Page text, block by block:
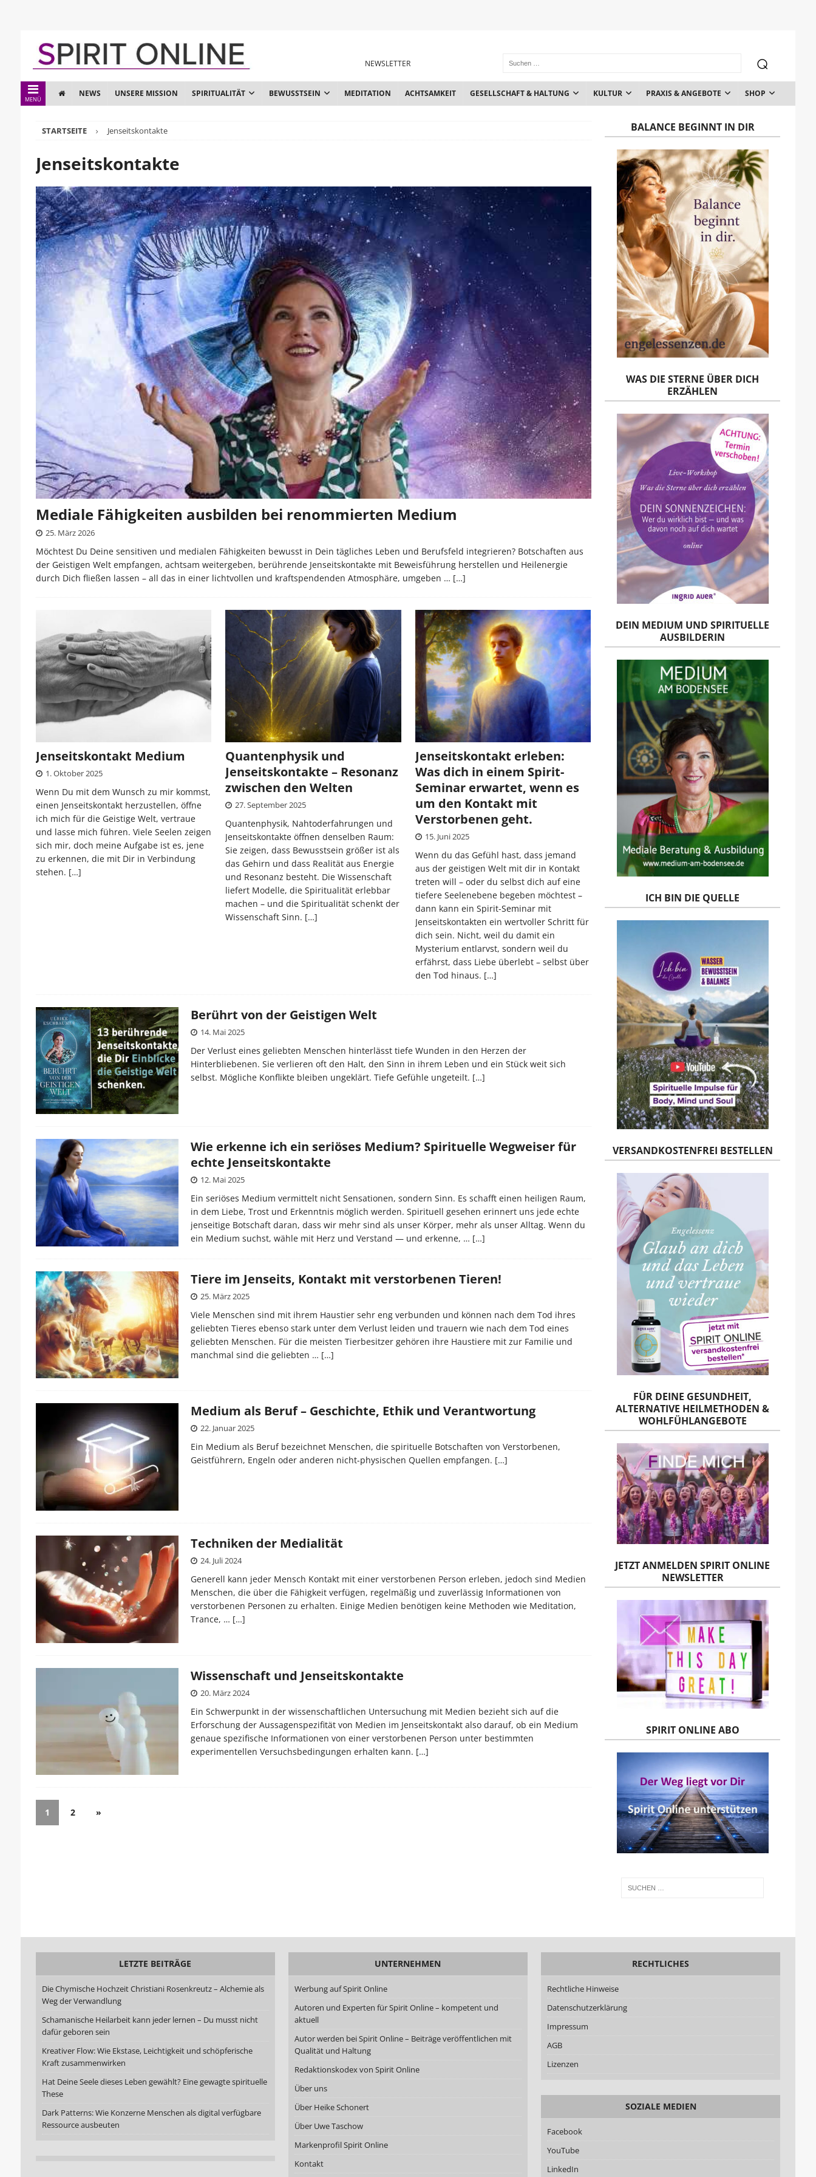
NEWSLETTER
MENÜ
NEWS UNSERE MISSION SPIRITUALITÄT BEWUSSTSEIN MEDITATION ACHTSAMKEIT GESELLSCHAFT & HALTUNG KULTUR PRAXIS & ANGEBOTE SHOP
STARTSEITE Jenseitskontakte
Jenseitskontakte
Mediale Fähigkeiten ausbilden bei renommierten Medium
25. März 2026
Möchtest Du Deine sensitiven und medialen Fähigkeiten bewusst in Dein tägliches Leben und Berufsfeld integrieren? Botschaften aus
der Geistigen Welt empfangen, achtsam weitergeben, berührende Jenseitskontakte mit Beweisführung herstellen und Heilenergie
durch Dich fließen lassen – all das in einer lichtvollen und kraftspendenden Atmosphäre, umgeben … […]
Jenseitskontakt Medium
1. Oktober 2025
Wenn Du mit dem Wunsch zu mir kommst,
einen Jenseitskontakt herzustellen, öffne
ich mich für die Geistige Welt, vertraue
und lasse mich führen. Viele Seelen zeigen
sich mir, doch meine Aufgabe ist es, jene
zu erkennen, die mit Dir in Verbindung
stehen. […]
Quantenphysik und
Jenseitskontakte – Resonanz
zwischen den Welten
27. September 2025
Quantenphysik, Nahtoderfahrungen und
Jenseitskontakte öffnen denselben Raum:
Sie zeigen, dass Bewusstsein größer ist als
das Gehirn und dass Realität aus Energie
und Resonanz besteht. Die Wissenschaft
liefert Modelle, die Spiritualität erlebbar
machen – und die Spiritualität schenkt der
Wissenschaft Sinn. […]
Jenseitskontakt erleben:
Was dich in einem Spirit-
Seminar erwartet, wenn es
um den Kontakt mit
Verstorbenen geht.
15. Juni 2025
Wenn du das Gefühl hast, dass jemand
aus der geistigen Welt mit dir in Kontakt
treten will – oder du selbst dich auf eine
tiefere Seelenebene begeben möchtest –
dann kann ein Spirit-Seminar mit
Jenseitskontakten ein wertvoller Schritt für
dich sein. Nicht, weil du damit ein
Mysterium entlarvst, sondern weil du
erfährst, dass Liebe überlebt – selbst über
den Tod hinaus. […]
Berührt von der Geistigen Welt
14. Mai 2025
Der Verlust eines geliebten Menschen hinterlässt tiefe Wunden in den Herzen der
Hinterbliebenen. Sie verlieren oft den Halt, den Sinn in ihrem Leben und ein Stück weit sich
selbst. Mögliche Konflikte bleiben ungeklärt. Tiefe Gefühle ungeteilt. […]
Wie erkenne ich ein seriöses Medium? Spirituelle Wegweiser für
echte Jenseitskontakte
12. Mai 2025
Ein seriöses Medium vermittelt nicht Sensationen, sondern Sinn. Es schafft einen heiligen Raum,
in dem Liebe, Trost und Erkenntnis möglich werden. Spirituell gesehen erinnert uns jede echte
jenseitige Botschaft daran, dass wir mehr sind als unser Körper, mehr als unser Alltag. Wenn du
ein Medium suchst, wähle mit Herz und Verstand — und erkenne, … […]
Tiere im Jenseits, Kontakt mit verstorbenen Tieren!
25. März 2025
Viele Menschen sind mit ihrem Haustier sehr eng verbunden und können nach dem Tod ihres
geliebten Tieres ebenso stark unter dem Verlust leiden und trauern wie nach dem Tod eines
geliebten Menschen. Für die meisten Tierbesitzer gehören ihre Haustiere mit zur Familie und
manchmal sind die geliebten … […]
Medium als Beruf – Geschichte, Ethik und Verantwortung
22. Januar 2025
Ein Medium als Beruf bezeichnet Menschen, die spirituelle Botschaften von Verstorbenen,
Geistführern, Engeln oder anderen nicht-physischen Quellen empfangen. […]
Techniken der Medialität
24. Juli 2024
Generell kann jeder Mensch Kontakt mit einer verstorbenen Person erleben, jedoch sind Medien
Menschen, die über die Fähigkeit verfügen, regelmäßig und zuverlässig Informationen von
verstorbenen Personen zu erhalten. Einige Medien benötigen keine Methoden wie Meditation,
Trance, … […]
Wissenschaft und Jenseitskontakte
20. März 2024
Ein Schwerpunkt in der wissenschaftlichen Untersuchung mit Medien bezieht sich auf die
Erforschung der Aussagenspezifität von Medien im Jenseitskontakt also darauf, ob ein Medium
genaue spezifische Informationen von einer verstorbenen Person unter bestimmten
experimentellen Versuchsbedingungen erhalten kann. […]
1 2 »
BALANCE BEGINNT IN DIR
WAS DIE STERNE ÜBER DICH
ERZÄHLEN
DEIN MEDIUM UND SPIRITUELLE
AUSBILDERIN
ICH BIN DIE QUELLE
VERSANDKOSTENFREI BESTELLEN
FÜR DEINE GESUNDHEIT,
ALTERNATIVE HEILMETHODEN &
WOHLFÜHLANGEBOTE
JETZT ANMELDEN SPIRIT ONLINE
NEWSLETTER
SPIRIT ONLINE ABO
LETZTE BEITRÄGE
Die Chymische Hochzeit Christiani Rosenkreutz – Alchemie als
Weg der Verwandlung
Schamanische Heilarbeit kann jeder lernen – Du musst nicht
dafür geboren sein
Kreativer Flow: Wie Ekstase, Leichtigkeit und schöpferische
Kraft zusammenwirken
Hat Deine Seele dieses Leben gewählt? Eine gewagte spirituelle
These
Dark Patterns: Wie Konzerne Menschen als digital verfügbare
Ressource ausbeuten
UNTERNEHMEN
Werbung auf Spirit Online
Autoren und Experten für Spirit Online – kompetent und
aktuell
Autor werden bei Spirit Online – Beiträge veröffentlichen mit
Qualität und Haltung
Redaktionskodex von Spirit Online
Über uns
Über Heike Schonert
Über Uwe Taschow
Markenprofil Spirit Online
Kontakt
RECHTLICHES
Rechtliche Hinweise
Datenschutzerklärung
Impressum
AGB
Lizenzen
SOZIALE MEDIEN
Facebook
YouTube
LinkedIn